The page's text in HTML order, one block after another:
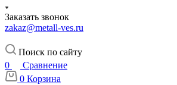
Заказать звонок
zakaz@metall-ves.ru
Поиск по сайту
0
Сравнение
0 Корзина